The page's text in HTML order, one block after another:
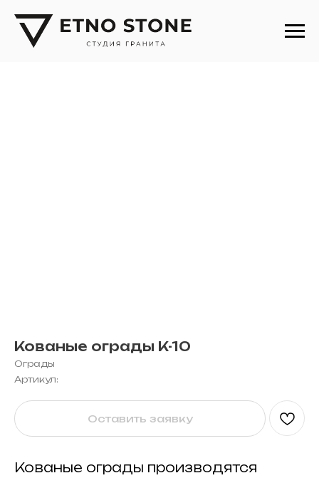
Кованые ограды K-10
Ограды
Артикул:
Оставить заявку
Кованые ограды производятся